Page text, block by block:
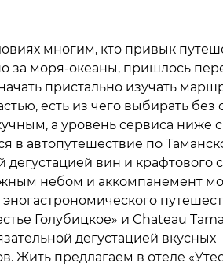
многим, кто привык
за моря-океаны, пришлось
пристально изучать
есть из чего выбирать без
а уровень сервиса ниже
в автопутешествие по
дегустацией вин и крафтового
небом и аккомпанемент
Голубицкое» и Chateau
дегустацией вкусных
Жить предлагаем в отеле